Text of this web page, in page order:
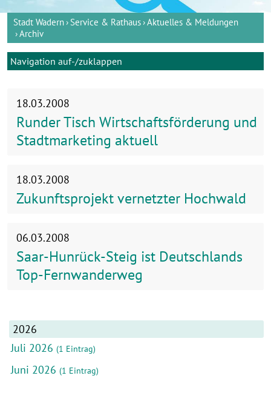
Stadt Wadern Service & Rathaus Aktuelles & Meldungen
Archiv
Navigation auf-/zuklappen
18.03.2008
Runder Tisch Wirtschaftsförderung und
Stadtmarketing aktuell
18.03.2008
Zukunftsprojekt vernetzter Hochwald
06.03.2008
Saar-Hunrück-Steig ist Deutschlands
Top-Fernwanderweg
2026
Juli 2026 (1 Eintrag)
Juni 2026 (1 Eintrag)